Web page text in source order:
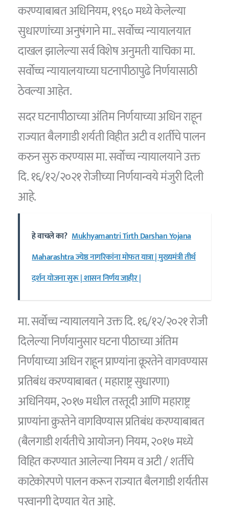
करण्याबाबत अधिनियम, १९६० मध्ये केलेल्या
सुधारणांच्या अनुषंगाने मा.. सर्वोच्च न्यायालयात
दाखल झालेल्या सर्व विशेष अनुमती याचिका मा.
सर्वोच्च न्यायालयाच्या घटनापीठापुढे निर्णयासाठी
ठेवल्या आहेत.
सदर घटनापीठाच्या अंतिम निर्णयाच्या अधिन राहून
राज्यात बैलगाडी शर्यती विहीत अटी व शर्तीचे पालन
करुन सुरु करण्यास मा. सर्वोच्च न्यायालयाने उक्त
दि. १६/१२/२०२१ रोजीच्या निर्णयान्वये मंजुरी दिली
आहे.
हे वाचले का? Mukhyamantri Tirth Darshan Yojana
Maharashtra ज्येष्ठ नागरिकांना मोफत यात्रा | मुख्यमंत्री तीर्थ
दर्शन योजना सुरू | शासन निर्णय जाहीर |
मा. सर्वोच्च न्यायालयाने उक्त दि. १६/१२/२०२१ रोजी
दिलेल्या निर्णयानुसार घटना पीठाच्या अंतिम
निर्णयाच्या अधिन राहून प्राण्यांना क्रूरतेने वागवण्यास
प्रतिबंध करण्याबाबत ( महाराष्ट्र सुधारणा)
अधिनियम, २०१७ मधील तरतूदी आणि महाराष्ट्र
प्राण्यांना क्रुरतेने वागविण्यास प्रतिबंध करण्याबाबत
(बैलगाडी शर्यतीचे आयोजन) नियम, २०१७ मध्ये
विहित करण्यात आलेल्या नियम व अटी / शर्तीचे
काटेकोरपणे पालन करून राज्यात बैलगाडी शर्यतीस
परवानगी देण्यात येत आहे.